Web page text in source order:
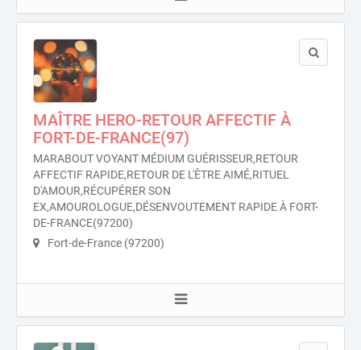
MAÎTRE HERO-RETOUR AFFECTIF À
FORT-DE-FRANCE(97)
MARABOUT VOYANT MÉDIUM GUÉRISSEUR,RETOUR
AFFECTIF RAPIDE,RETOUR DE L'ÊTRE AIMÉ,RITUEL
D'AMOUR,RÉCUPÉRER SON
EX,AMOUROLOGUE,DÉSENVOUTEMENT RAPIDE À FORT-
DE-FRANCE(97200)
Fort-de-France (97200)